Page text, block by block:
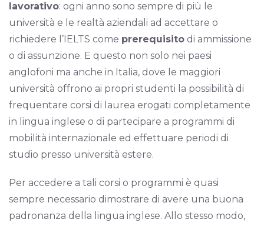
lavorativo: ogni anno sono sempre di più le
università e le realtà aziendali ad accettare o
richiedere l’IELTS come prerequisitodi ammissione
o di assunzione. E questo non solo nei paesi
anglofoni ma anche in Italia, dove le maggiori
università offrono ai propri studenti la possibilità di
frequentare corsi di laurea erogati completamente
in lingua inglese o di partecipare a programmi di
mobilità internazionale ed effettuare periodi di
studio presso università estere.
Per accedere a tali corsi o programmi è quasi
sempre necessario dimostrare di avere una buona
padronanza della lingua inglese. Allo stesso modo,